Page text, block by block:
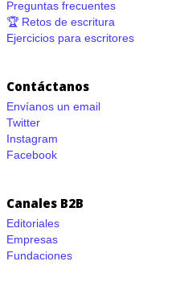
Preguntas frecuentes
🏆 Retos de escritura
Ejercicios para escritores
Contáctanos
Envíanos un email
Twitter
Instagram
Facebook
Canales B2B
Editoriales
Empresas
Fundaciones